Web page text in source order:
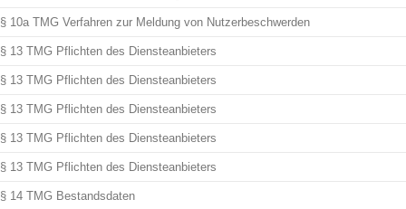
§ 10a TMG Verfahren zur Meldung von Nutzerbeschwerden
§ 13 TMG Pflichten des Diensteanbieters
§ 13 TMG Pflichten des Diensteanbieters
§ 13 TMG Pflichten des Diensteanbieters
§ 13 TMG Pflichten des Diensteanbieters
§ 13 TMG Pflichten des Diensteanbieters
§ 14 TMG Bestandsdaten